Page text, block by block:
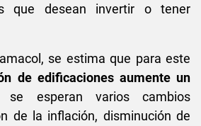
que desean invertir o tener
se estima que para este
de edificaciones aumente un
se esperan varios cambios
de la inflación, disminución de